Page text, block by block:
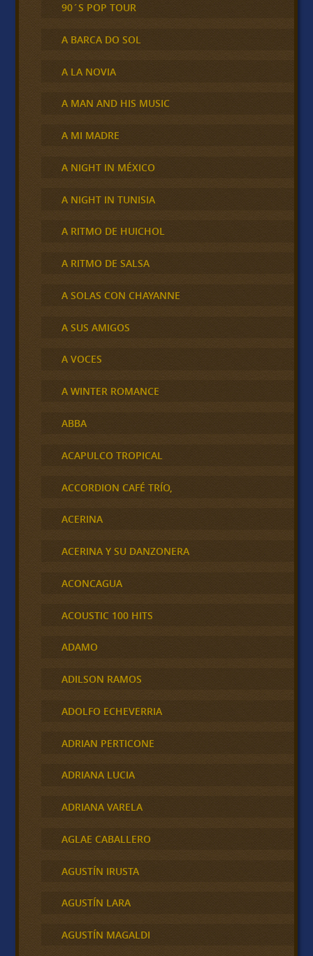
90´S POP TOUR
A BARCA DO SOL
A LA NOVIA
A MAN AND HIS MUSIC
A MI MADRE
A NIGHT IN MÉXICO
A NIGHT IN TUNISIA
A RITMO DE HUICHOL
A RITMO DE SALSA
A SOLAS CON CHAYANNE
A SUS AMIGOS
A VOCES
A WINTER ROMANCE
ABBA
ACAPULCO TROPICAL
ACCORDION CAFÉ TRÍO,
ACERINA
ACERINA Y SU DANZONERA
ACONCAGUA
ACOUSTIC 100 HITS
ADAMO
ADILSON RAMOS
ADOLFO ECHEVERRIA
ADRIAN PERTICONE
ADRIANA LUCIA
ADRIANA VARELA
AGLAE CABALLERO
AGUSTÍN IRUSTA
AGUSTÍN LARA
AGUSTÍN MAGALDI